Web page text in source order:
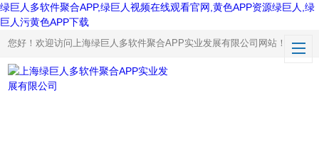
绿巨人多软件聚合APP,绿巨人视频在线观看官网,黄色APP资源绿巨人,绿
巨人污黄色APP下载
您好！欢迎访问上海绿巨人多软件聚合APP实业发展有限公司网站！